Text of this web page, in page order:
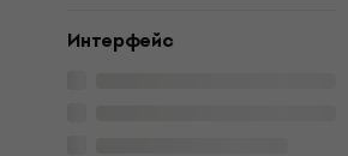
Интерфейс